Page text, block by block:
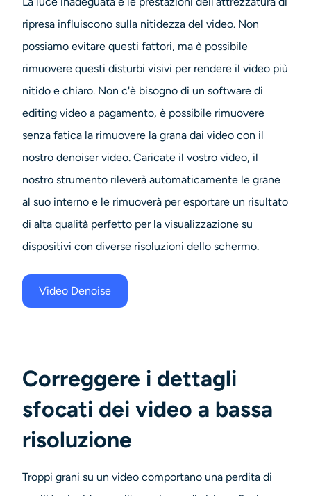
Generatore di colpi alla testa AI
Creatore di foto per passaporti
Strumenti video
Effetti video
Potenziatore video
Rimozione filigrana video
ripresa influiscono sulla nitidezza del video. Non
possiamo evitare questi fattori, ma è possibile
rimuovere questi disturbi visivi per rendere il video più
nitido e chiaro. Non c'è bisogno di un software di
editing video a pagamento, è possibile rimuovere
senza fatica la rimuovere la grana dai video con il
nostro denoiser video. Caricate il vostro video, il
nostro strumento rileverà automaticamente le grane
al suo interno e le rimuoverà per esportare un risultato
di alta qualità perfetto per la visualizzazione su
dispositivi con diverse risoluzioni dello schermo.
Video Denoise
Correggere i dettagli
sfocati dei video a bassa
risoluzione
Troppi grani su un video comportano una perdita di